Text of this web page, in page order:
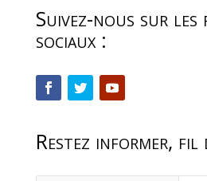
Suivez-nous sur les
sociaux :
Restez informer, fil